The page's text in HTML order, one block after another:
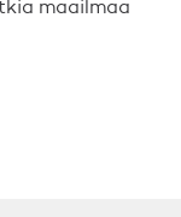
maailmaa